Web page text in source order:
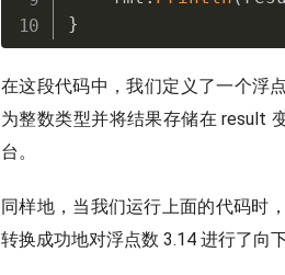
}
在这段代码中，我们定义了一个浮
为整数类型并将结果存储在 result
台。
同样地，当我们运行上面的代码时
转换成功地对浮点数 3.14 进行了向